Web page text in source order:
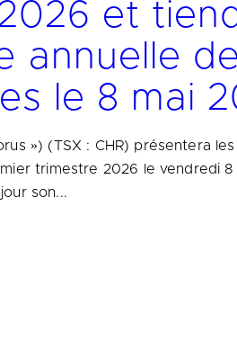
et
annuelle
le 8 mai
») (TSX : CHR) présentera
trimestre 2026 le vendredi 8
son...